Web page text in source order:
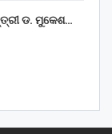
ଡ. ମୁକେଶ…